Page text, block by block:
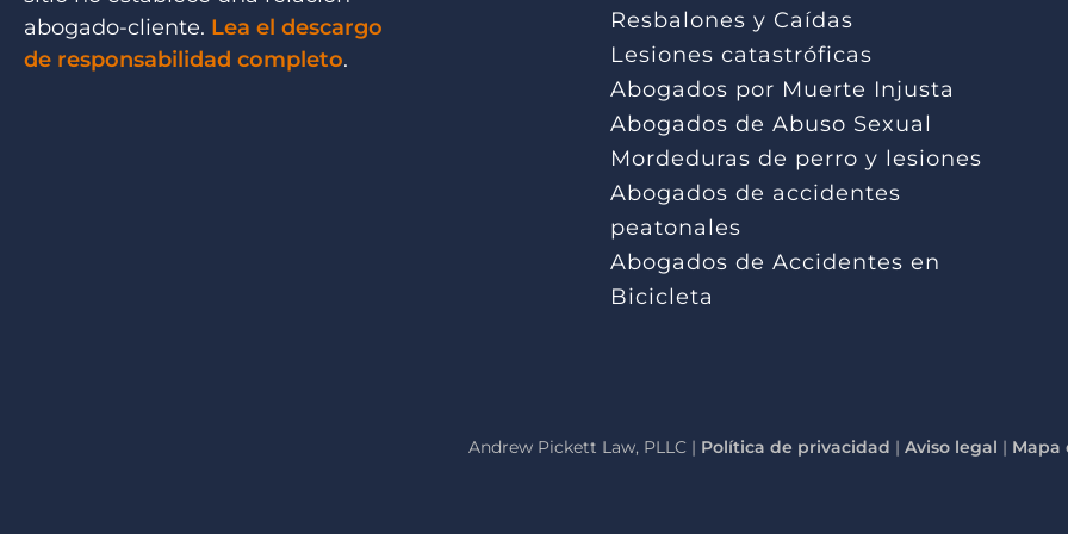
abogado-cliente. Lea el descargo
de responsabilidad completo.
Resbalones y Caídas
Lesiones catastróficas
Abogados por Muerte Injusta
Abogados de Abuso Sexual
Mordeduras de perro y lesiones
Abogados de accidentes
peatonales
Abogados de Accidentes en
Bicicleta
Andrew Pickett Law, PLLC | Política de privacidad | Aviso legal | Mapa